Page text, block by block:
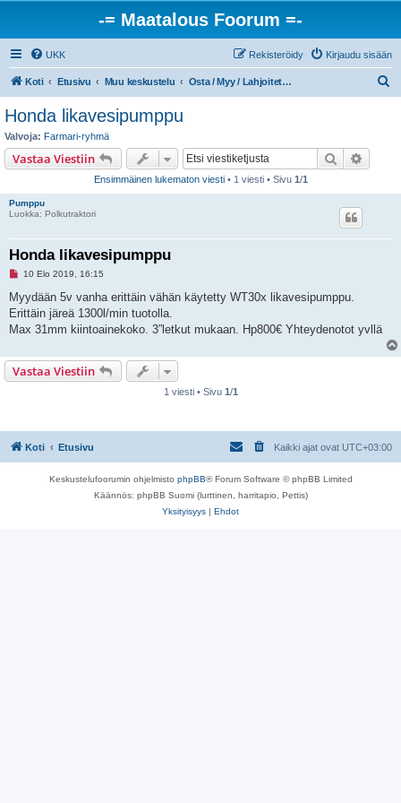
-= Maatalous Foorum =-
UKK Kirjaudu sisään
Rekisteröidy
Koti Etusivu Muu keskustelu Osta / Myy / Lahjoitetaan / Tarjotaan työtä
Honda likavesipumppu
Valvoja: Farmari-ryhmä
Vastaa Viestiin Etsi
Ensimmäinen lukematon viesti• 1 viesti • Sivu 1/1
Pumppu
Luokka: Polkutraktori
Honda likavesipumppu
L
k
e
m
a
n
v
i
10 Elo 2019, 16:15
Myydään 5v vanha erittäin vähän käytetty WT30x likavesipumppu.
Erittäin järeä 1300l/min tuotolla.
Max 31mm kiintoainekoko. 3”letkut mukaan. Hp800€ Yhteydenotot yvllä
Vastaa Viestiin
1 viesti • Sivu 1/1
Koti Etusivu Kaikki ajat ovat UTC+03:00
Keskustelufoorumin ohjelmisto phpBB® Forum Software © phpBB Limited
Käännös: phpBB Suomi (lurttinen, harritapio, Pettis)
Yksityisyys | Ehdot